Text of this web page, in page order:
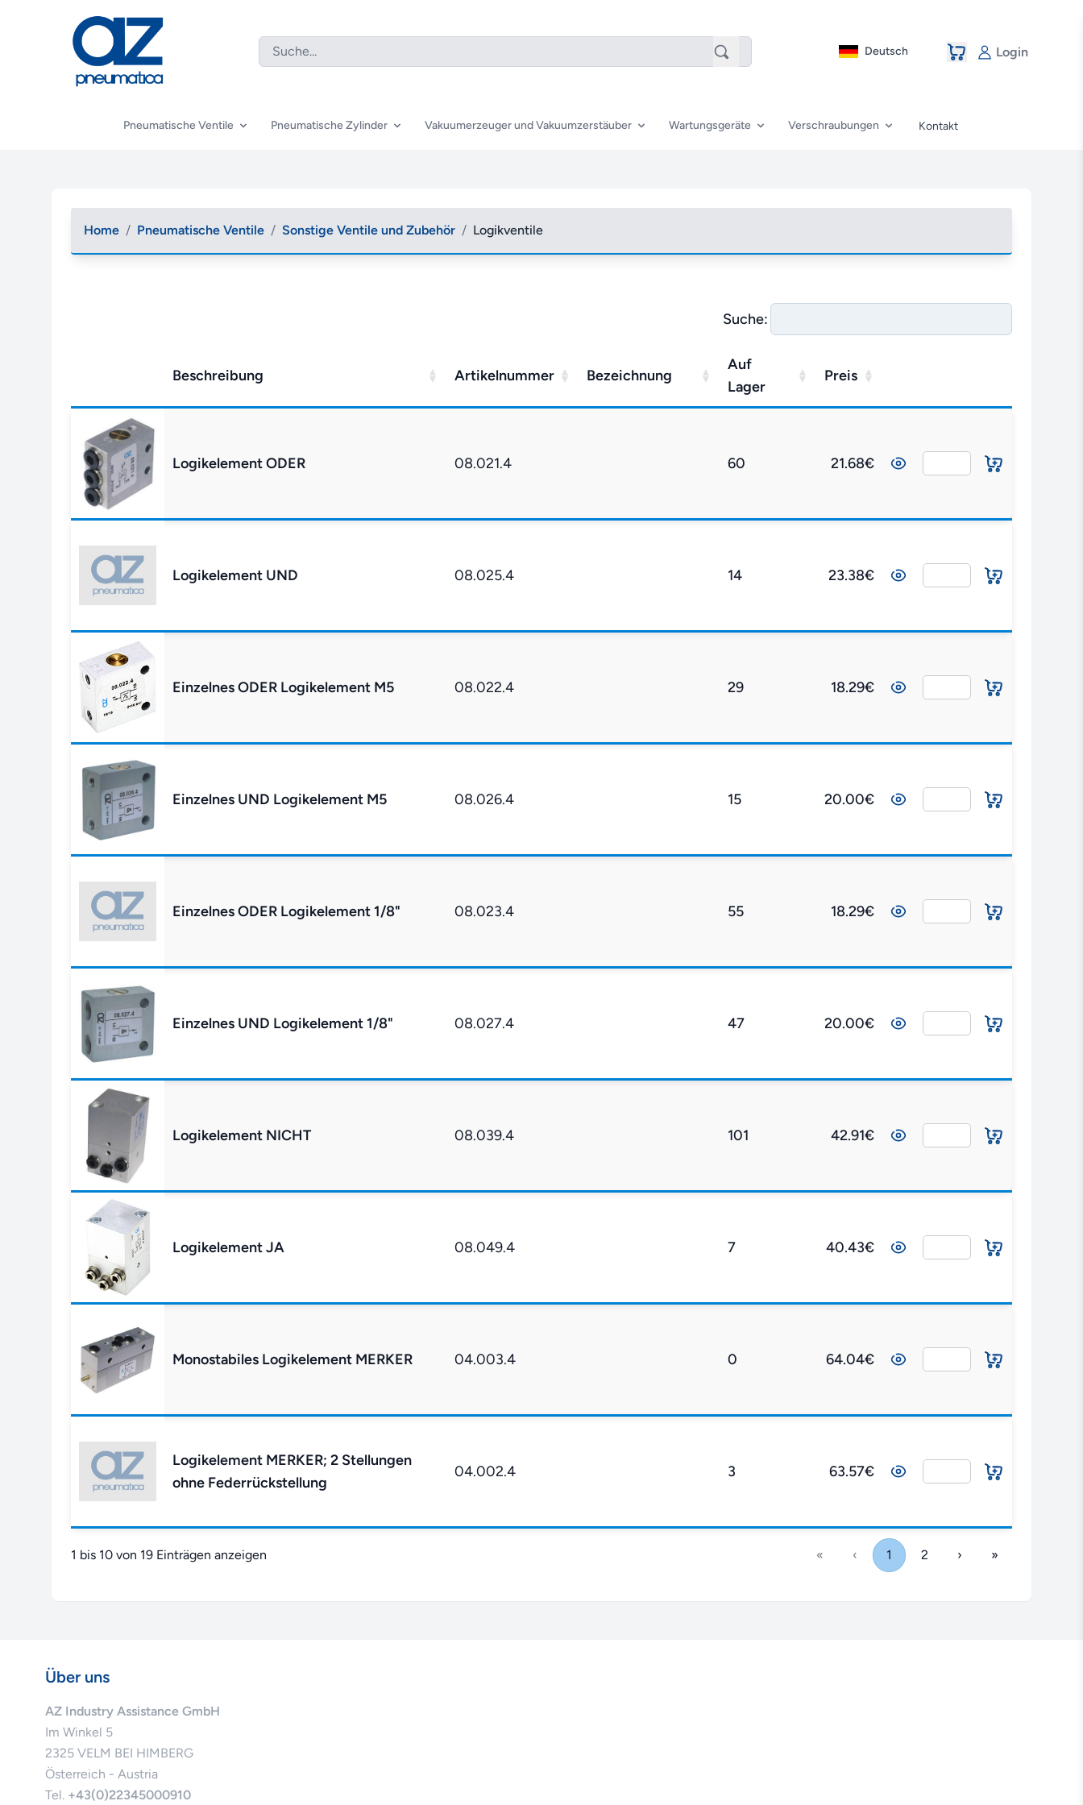
Deutsch Login
Pneumatische Ventile Pneumatische Zylinder Vakuumerzeuger und Vakuumzerstäuber Wartungsgeräte Verschraubungen Kontakt
Home / Pneumatische Ventile / Sonstige Ventile und Zubehör / Logikventile
Suche:
Beschreibung Artikelnummer Bezeichnung
Auf
Lager
Preis
Logikelement ODER 08.021.4 60 21.68€
Logikelement UND 08.025.4 14 23.38€
Einzelnes ODER Logikelement M5 08.022.4 29 18.29€
Einzelnes UND Logikelement M5 08.026.4 15 20.00€
Einzelnes ODER Logikelement 1/8" 08.023.4 55 18.29€
Einzelnes UND Logikelement 1/8" 08.027.4 47 20.00€
Logikelement NICHT 08.039.4 101 42.91€
Logikelement JA 08.049.4 7 40.43€
Monostabiles Logikelement MERKER 04.003.4 0 64.04€
Logikelement MERKER; 2 Stellungen
ohne Federrückstellung
04.002.4 3 63.57€
1 bis 10 von 19 Einträgen anzeigen « ‹ 1 2 › »
Über uns
AZ Industry Assistance GmbH
Im Winkel 5
2325 VELM BEI HIMBERG
Österreich - Austria
Tel. +43(0)22345000910